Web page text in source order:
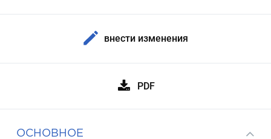
внести изменения
PDF
ОСНОВНОЕ